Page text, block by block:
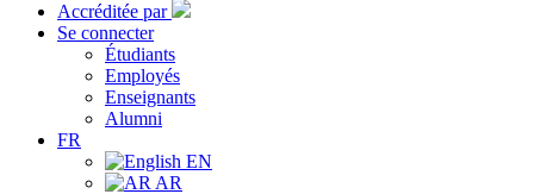
Accréditée par
Se connecter
Étudiants
Employés
Enseignants
Alumni
FR
EN
AR